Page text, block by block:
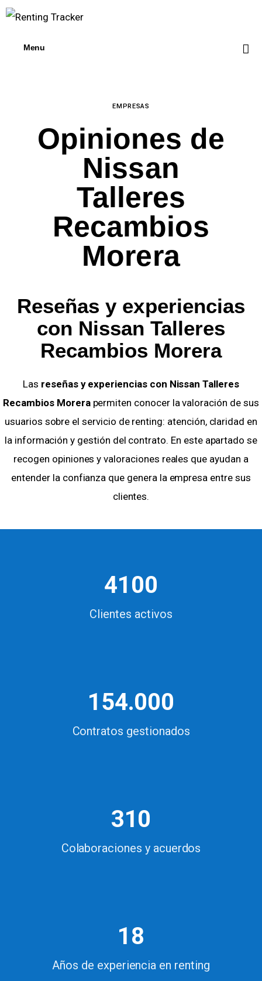
Menu
¿Quiénes somos?
Empresas
EMPRESAS
Opiniones de
Nissan
Talleres
Recambios
Morera
Reseñas y experiencias
con Nissan Talleres
Recambios Morera
Las reseñas y experiencias con Nissan Talleres
Recambios Morerapermiten conocer la valoración de sus
usuarios sobre el servicio de renting: atención, claridad en
la información y gestión del contrato. En este apartado se
recogen opiniones y valoraciones reales que ayudan a
entender la confianza que genera la empresa entre sus
clientes.
4100
Clientes activos
154.000
Contratos gestionados
310
Colaboraciones y acuerdos
18
Años de experiencia en renting